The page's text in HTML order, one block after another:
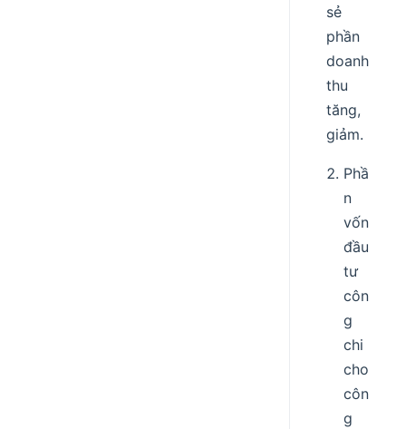
sẻ
phần
doanh
thu
tăng,
giảm.
Phầ
n
vốn
đầu
tư
côn
g
chi
cho
côn
g